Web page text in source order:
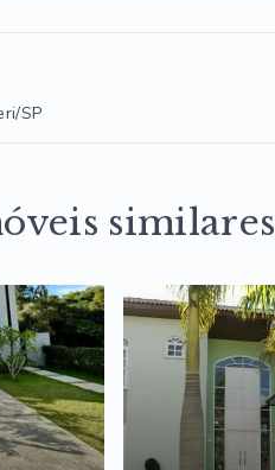
SP
similares